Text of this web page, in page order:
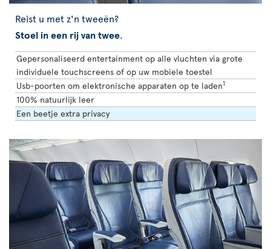
Reist u met z'n tweeën?
Stoel in een rij van twee.
Gepersonaliseerd entertainment op alle vluchten via grote
individuele touchscreens of op uw mobiele toestel
Usb-poorten om elektronische apparaten op te laden1
100% natuurlijk leer
Een beetje extra privacy